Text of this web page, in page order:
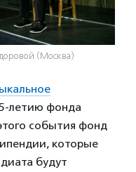
(Москва)
летию фонда
события фонд
которые
будут